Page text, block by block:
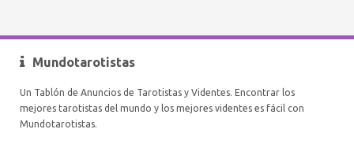
Mundotarotistas
Un Tablón de Anuncios de Tarotistas y Videntes. Encontrar los
mejores tarotistas del mundo y los mejores videntes es fácil con
Mundotarotistas.